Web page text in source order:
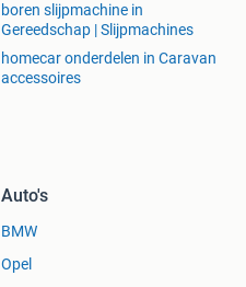
boren slijpmachine in
Gereedschap | Slijpmachines
homecar onderdelen in Caravan
accessoires
Auto's
BMW
Opel